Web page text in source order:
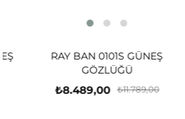
RAY BAN 0101S GÜNEŞ
GÖZLÜĞÜ
₺8.489,00 ₺11.789,00